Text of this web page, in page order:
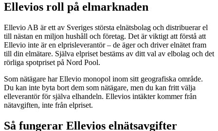
Ellevios roll på elmarknaden
Ellevio AB är ett av Sveriges största elnätsbolag och distribuerar el
till nästan en miljon hushåll och företag. Det är viktigt att förstå att
Ellevio inte är en elprisleverantör – de äger och driver elnätet fram
till din elmätare. Själva elpriset bestäms av ditt val av elbolag och det
rörliga spotpriset på Nord Pool.
Som nätägare har Ellevio monopol inom sitt geografiska område.
Du kan inte byta bort dem som nätägare, men du kan fritt välja
elleverantör för själva elhandeln. Ellevios intäkter kommer från
nätavgiften, inte från elpriset.
Så fungerar Ellevios elnätsavgifter